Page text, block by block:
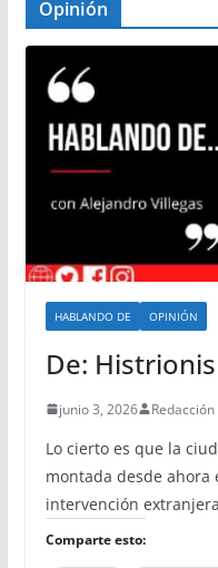
Opinión
HABLANDO DE OPINIÓN
De:
junio 3, 2026 Redacción
Lo cierto es que la
montada desde ahora
intervención
Comparte esto: